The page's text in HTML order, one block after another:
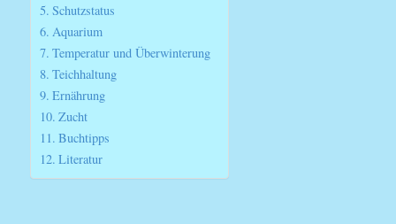
Schutzstatus
Aquarium
Temperatur und Überwinterung
Teichhaltung
Ernährung
Zucht
Buchtipps
Literatur